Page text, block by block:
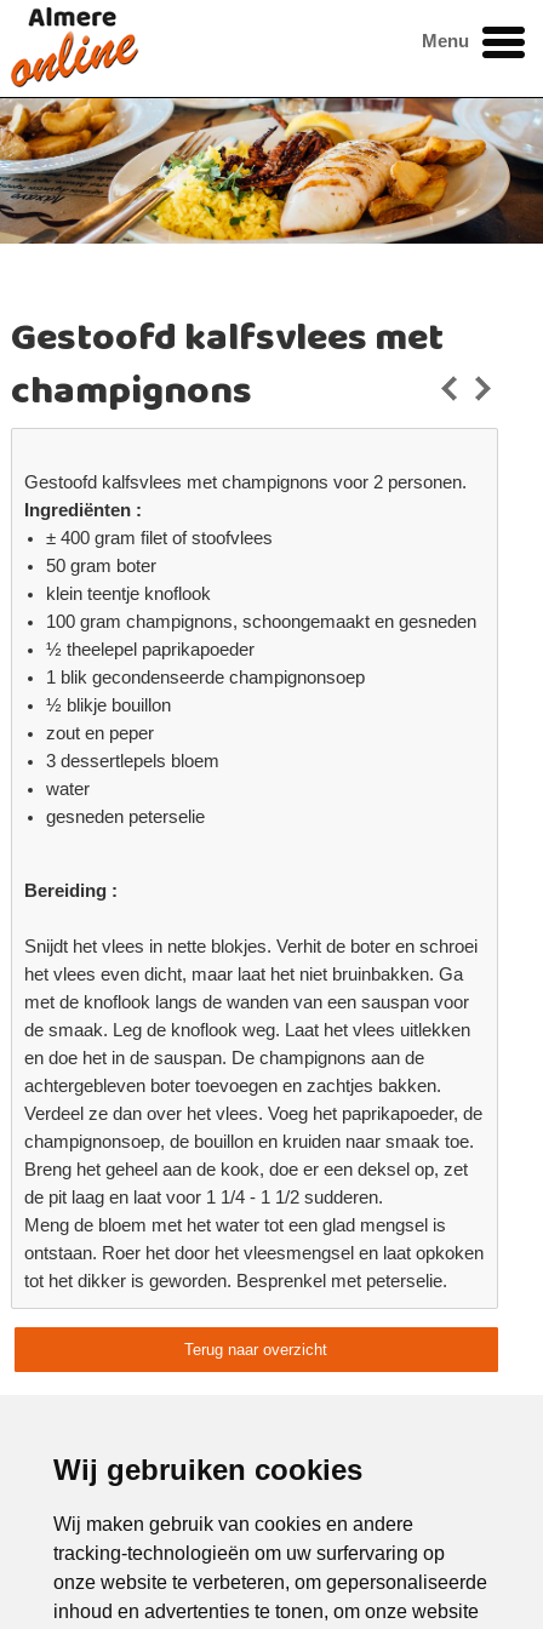
Wij gebruiken cookies
Wij maken gebruik van cookies en andere
tracking-technologieën om uw surfervaring op
onze website te verbeteren, om gepersonaliseerde
inhoud en advertenties te tonen, om onze website
Menu
Gestoofd kalfsvlees met
champignons
Gestoofd kalfsvlees met champignons voor 2 personen.
Ingrediënten :
± 400 gram filet of stoofvlees
50 gram boter
klein teentje knoflook
100 gram champignons, schoongemaakt en gesneden
½ theelepel paprikapoeder
1 blik gecondenseerde champignonsoep
½ blikje bouillon
zout en peper
3 dessertlepels bloem
water
gesneden peterselie
Bereiding :
Snijdt het vlees in nette blokjes. Verhit de boter en schroei
het vlees even dicht, maar laat het niet bruinbakken. Ga
met de knoflook langs de wanden van een sauspan voor
de smaak. Leg de knoflook weg. Laat het vlees uitlekken
en doe het in de sauspan. De champignons aan de
achtergebleven boter toevoegen en zachtjes bakken.
Verdeel ze dan over het vlees. Voeg het paprikapoeder, de
champignonsoep, de bouillon en kruiden naar smaak toe.
Breng het geheel aan de kook, doe er een deksel op, zet
de pit laag en laat voor 1 1/4 - 1 1/2 sudderen.
Meng de bloem met het water tot een glad mengsel is
ontstaan. Roer het door het vleesmengsel en laat opkoken
tot het dikker is geworden. Besprenkel met peterselie.
Terug naar overzicht
Advertentie: